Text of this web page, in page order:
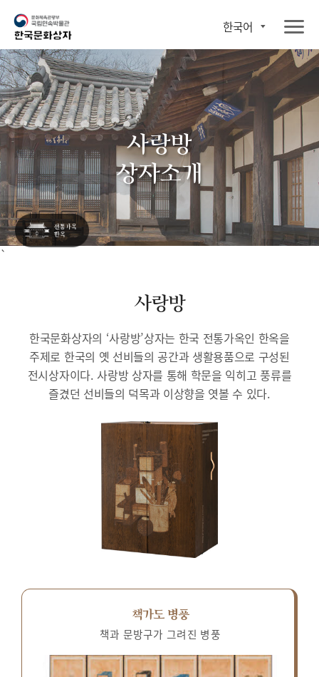
한국어
`
사랑방
상자소개
사랑방
한국문화상자의 ‘사랑방’상자는 한국 전통가옥인 한옥을
주제로 한국의 옛 선비들의 공간과 생활용품으로 구성된
전시상자이다. 사랑방 상자를 통해 학문을 익히고 풍류를
즐겼던 선비들의 덕목과 이상향을 엿볼 수 있다.
책가도 병풍
책과 문방구가 그려진 병풍